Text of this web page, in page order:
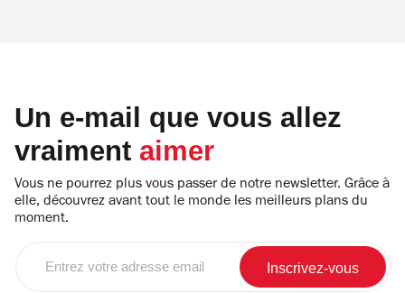
Un e-mail que vous allez
vraiment aimer
Vous ne pourrez plus vous passer de notre newsletter. Grâce à
elle, découvrez avant tout le monde les meilleurs plans du
moment.